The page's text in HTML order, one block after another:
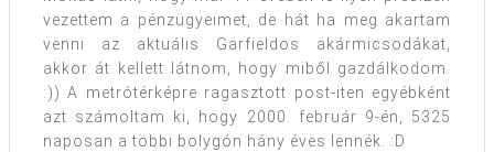
vezettem a pénzügyeimet, de hát ha meg akartam
venni az aktuális Garfieldos akármicsodákat,
akkor át kellett látnom, hogy miből gazdálkodom.
:)) A metrótérképre ragasztott post-iten egyébként
azt számoltam ki, hogy 2000. február 9-én, 5325
naposan a többi bolygón hány éves lennék. :D